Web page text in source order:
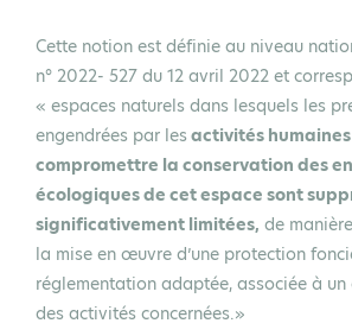
Cette notion est définie au niveau
n° 2022- 527 du 12 avril 2022 et
« espaces naturels dans lesquels les
engendrées par lesactivités
compromettre la conservation des
écologiques de cet espace sont
significativement limitées, de
la mise en œuvre d’une protection
réglementation adaptée, associée à
des activités concernées.»